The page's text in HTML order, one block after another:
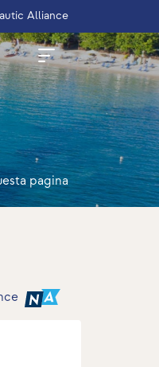
Alliance
pagina